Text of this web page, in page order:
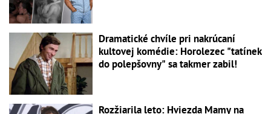
Dramatické chvíle pri nakrúcaní
kultovej komédie: Horolezec "tatínek
do polepšovny" sa takmer zabil!
Rozžiarila leto: Hviezda Mamy na